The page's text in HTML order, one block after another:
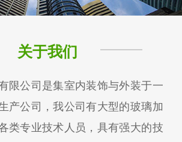
关于我们
限公司是集室内装饰与外装于一
产公司，我公司有大型的玻璃加
类专业技术人员，具有强大的技